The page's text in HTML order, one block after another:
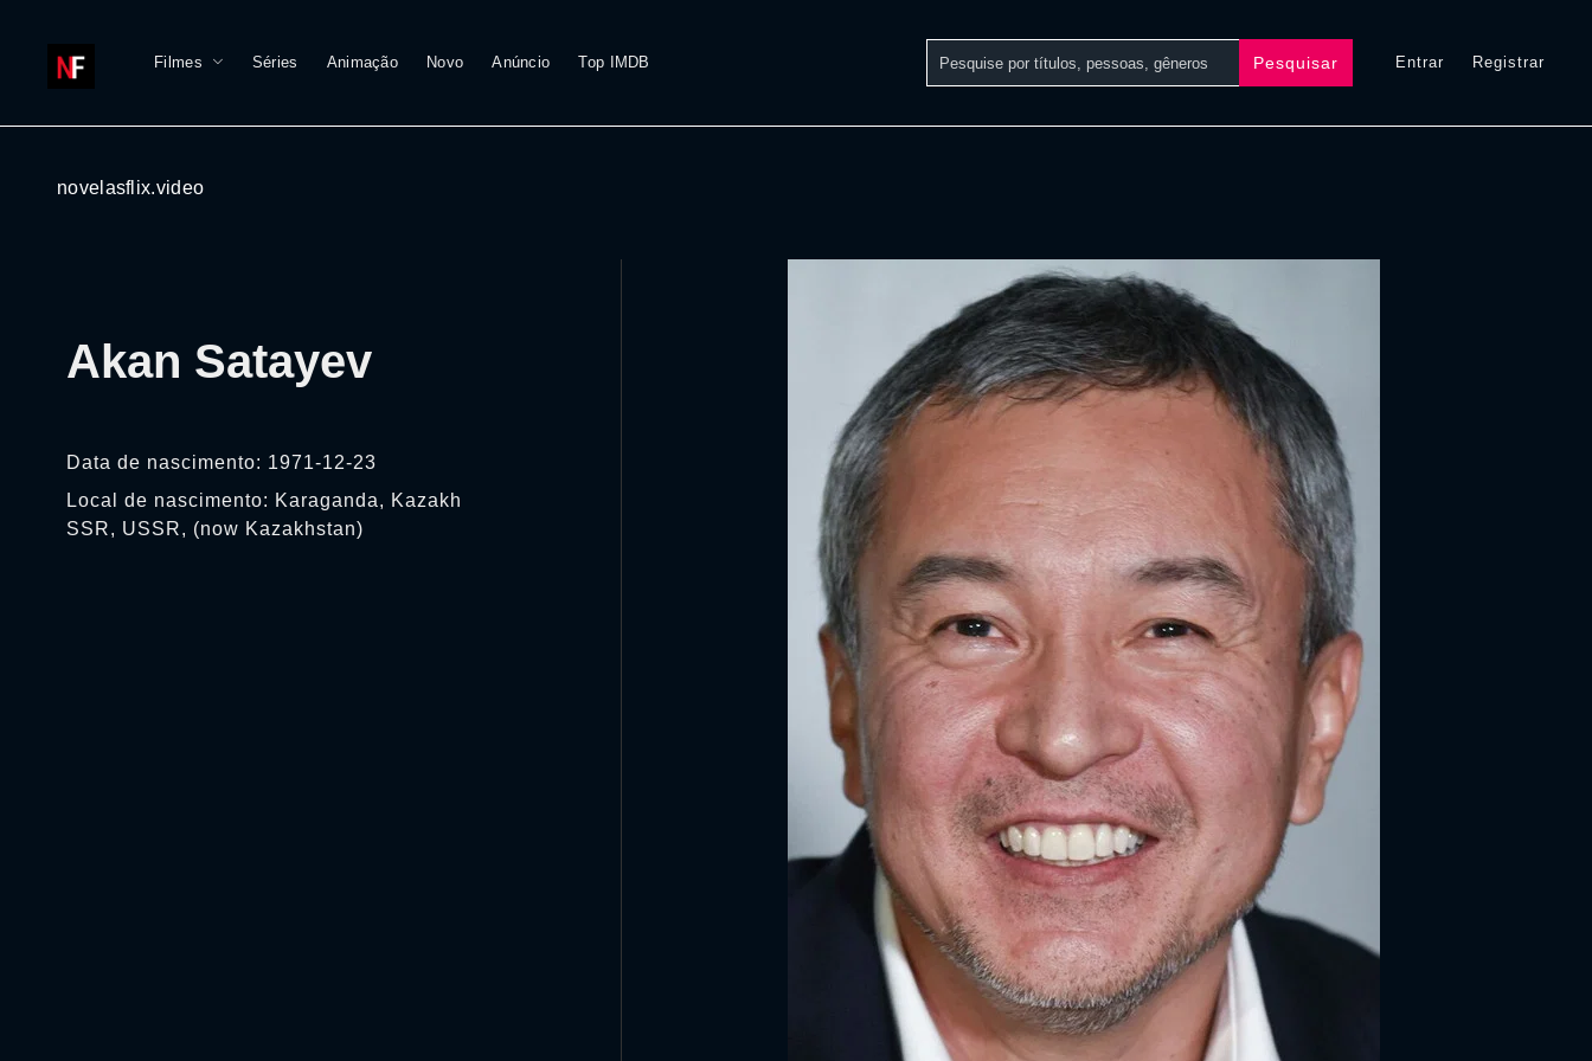
Filmes Séries Animação Novo Anúncio Top IMDB Pesquisar Entrar Registrar
novelasflix.video
Akan Satayev
Data de nascimento: 1971-12-23
Local de nascimento: Karaganda, Kazakh
SSR, USSR, (now Kazakhstan)